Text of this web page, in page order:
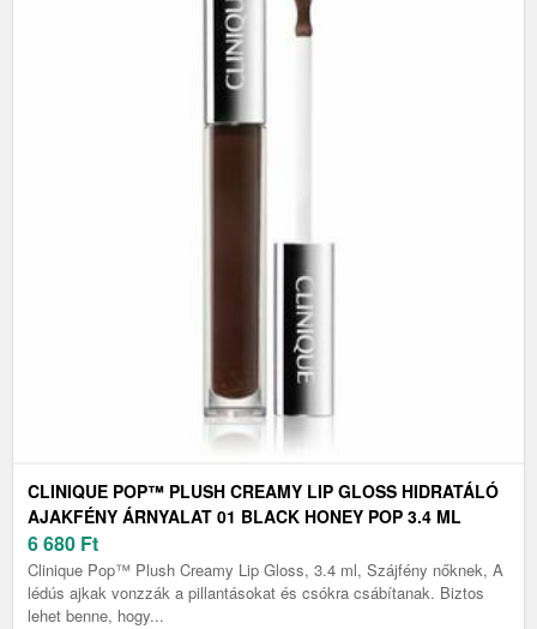
CLINIQUE POP™ PLUSH CREAMY LIP GLOSS HIDRATÁLÓ
AJAKFÉNY ÁRNYALAT 01 BLACK HONEY POP 3.4 ML
6 680 Ft
Clinique Pop™ Plush Creamy Lip Gloss, 3.4 ml, Szájfény nőknek, A
lédús ajkak vonzzák a pillantásokat és csókra csábítanak. Biztos
lehet benne, hogy...